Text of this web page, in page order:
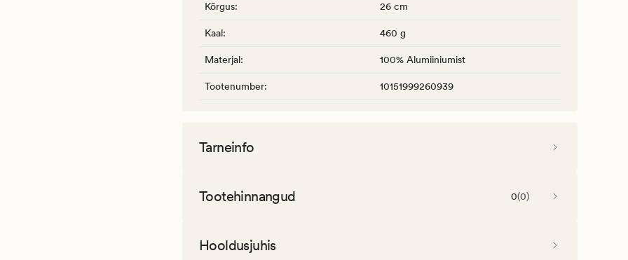
Kõrgus: 26 cm
Kaal: 460 g
Materjal: 100% Alumiiniumist
Tootenumber: 10151999260939
Tarneinfo
Tootehinnangud 0(0)
Hooldusjuhis